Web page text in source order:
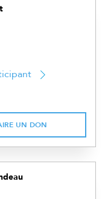
UN DON